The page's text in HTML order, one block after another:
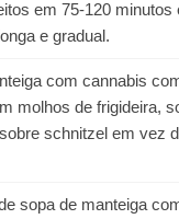
em 75-120 minutos
e gradual.
com cannabis
molhos de frigideira,
schnitzel em vez
sopa de manteiga